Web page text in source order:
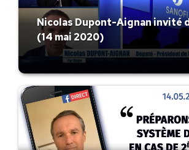
Nicolas Dupont-Aignan invité
(14 mai 2020)